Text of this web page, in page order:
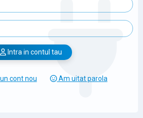
Intra in contul tau
cont nou Am uitat parola